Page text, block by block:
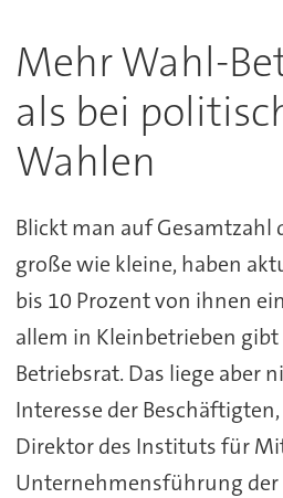
Mehr Wahl-
als bei
Wahlen
Blickt man auf Gesamtzahl
große wie kleine, haben
bis 10 Prozent von ihnen
allem in Kleinbetrieben gibt
Betriebsrat. Das liege aber
Interesse der
Direktor des Instituts für
Unternehmensführung der